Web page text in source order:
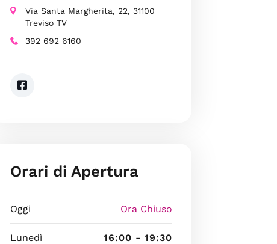
Via Santa Margherita, 22, 31100
Treviso TV
392 692 6160
Orari di Apertura
Oggi Ora Chiuso
Lunedì 16:00 - 19:30